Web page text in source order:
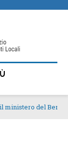
il ministero del